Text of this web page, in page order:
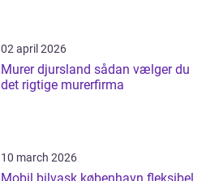
02 april 2026
Murer djursland sådan vælger du
det rigtige murerfirma
10 march 2026